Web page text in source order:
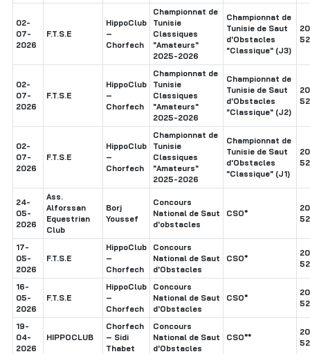
02-
07-
2026
F.T.S.E
HippoClub
–
Chorfech
Championnat de
Tunisie
Classiques
"Amateurs"
2025-2026
Championnat de
Tunisie de Saut
d'Obstacles
"Classique" (J3)
02-
07-
2026
F.T.S.E
HippoClub
–
Chorfech
Championnat de
Tunisie
Classiques
"Amateurs"
2025-2026
Championnat de
Tunisie de Saut
d'Obstacles
"Classique" (J2)
02-
07-
2026
F.T.S.E
HippoClub
–
Chorfech
Championnat de
Tunisie
Classiques
"Amateurs"
2025-2026
Championnat de
Tunisie de Saut
d'Obstacles
"Classique" (J1)
24-
05-
2026
Ass.
Alforssan
Equestrian
Club
Borj
Youssef
Concours
National de Saut
d'obstacles
CSO*
17-
05-
2026
F.T.S.E
HippoClub
–
Chorfech
Concours
National de Saut
d'Obstacles
CSO*
16-
05-
2026
F.T.S.E
HippoClub
–
Chorfech
Concours
National de Saut
d'Obstacles
CSO*
19-
04-
2026
HIPPOCLUB
Chorfech
– Sidi
Thabet
Concours
National de Saut
d'Obstacles
CSO**